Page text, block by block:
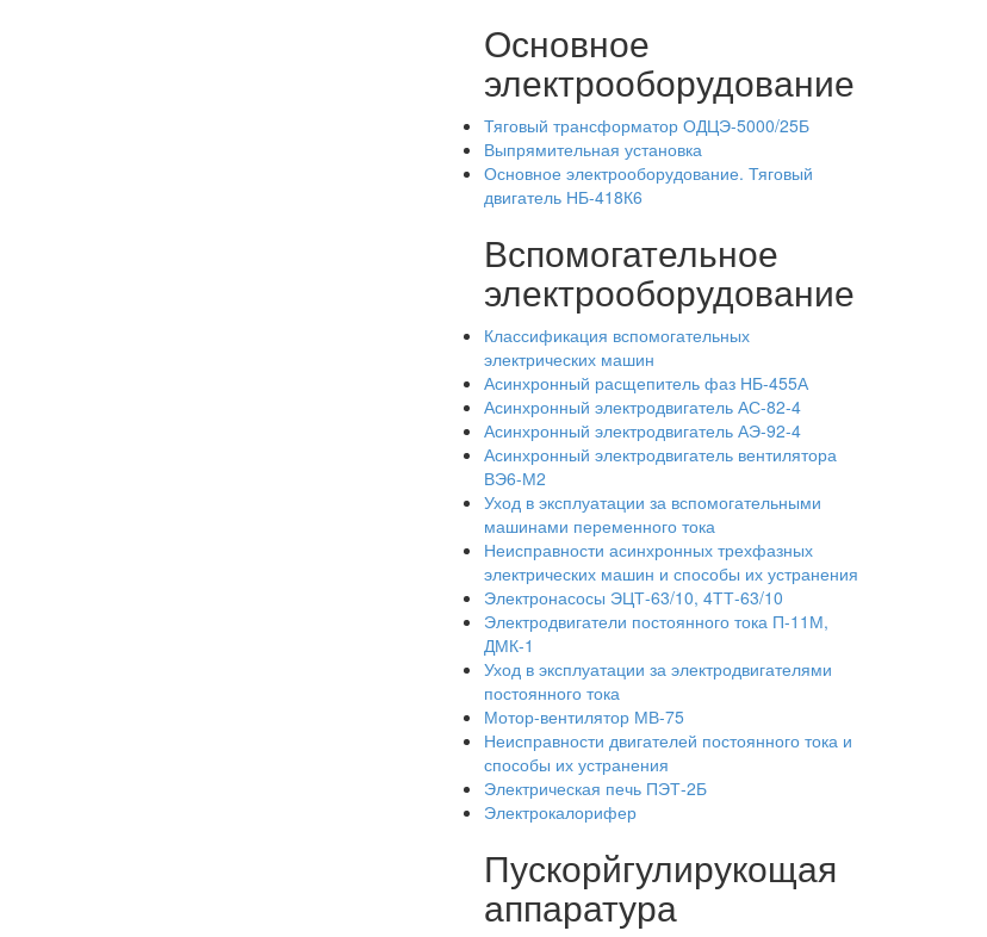
Основное
электрооборудование
Тяговый трансформатор ОДЦЭ-5000/25Б
Выпрямительная установка
Основное электрооборудование. Тяговый
двигатель НБ-418К6
Вспомогательное
электрооборудование
Классификация вспомогательных
электрических машин
Асинхронный расщепитель фаз НБ-455А
Асинхронный электродвигатель АС-82-4
Асинхронный электродвигатель АЭ-92-4
Асинхронный электродвигатель вентилятора
ВЭ6-М2
Уход в эксплуатации за вспомогательными
машинами переменного тока
Неисправности асинхронных трехфазных
электрических машин и способы их устранения
Электронасосы ЭЦТ-63/10, 4ТТ-63/10
Электродвигатели постоянного тока П-11М,
ДМК-1
Уход в эксплуатации за электродвигателями
постоянного тока
Мотор-вентилятор МВ-75
Неисправности двигателей постоянного тока и
способы их устранения
Электрическая печь ПЭТ-2Б
Электрокалорифер
Пускорйгулирукощая
аппаратура